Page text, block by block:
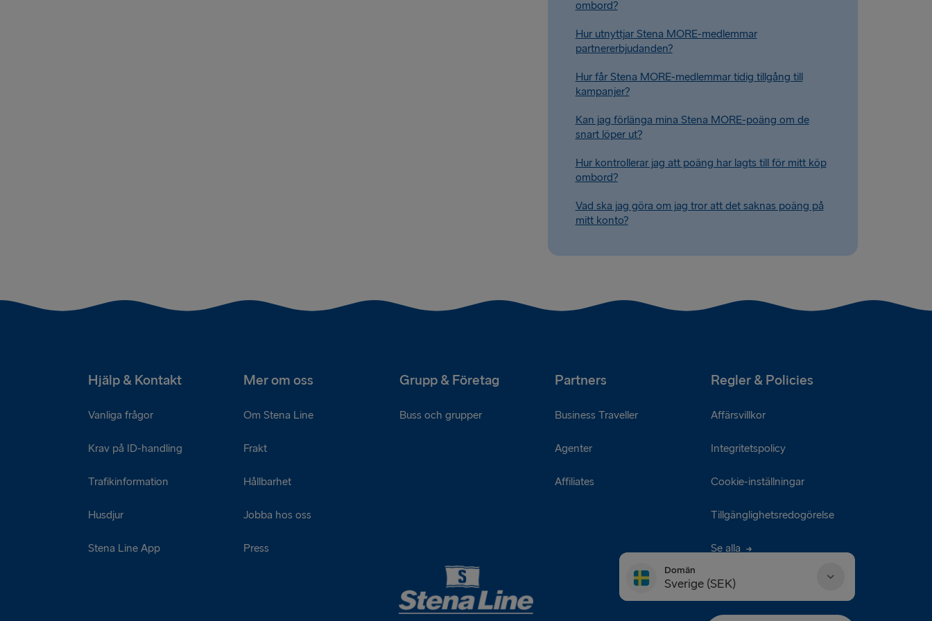
ombord?
Hur utnyttjar Stena MORE-medlemmar
partnererbjudanden?
Hur får Stena MORE-medlemmar tidig tillgång till
kampanjer?
Kan jag förlänga mina Stena MORE-poäng om de
snart löper ut?
Hur kontrollerar jag att poäng har lagts till för mitt köp
ombord?
Vad ska jag göra om jag tror att det saknas poäng på
mitt konto?
Hjälp & Kontakt Mer om oss Grupp & Företag Partners Regler & Policies
Vanliga frågor
Krav på ID-handling
Trafikinformation
Husdjur
Stena Line App
Om Stena Line
Frakt
Hållbarhet
Jobba hos oss
Press
Buss och grupper Business Traveller
Agenter
Affiliates
Affärsvillkor
Integritetspolicy
Cookie-inställningar
Tillgänglighetsredogörelse
Se alla
Domän
Sverige (SEK)
Danmark (DKK)